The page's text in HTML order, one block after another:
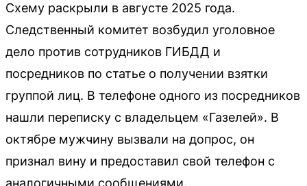
Схему раскрыли в августе 2025 года.
Следственный комитет возбудил уголовное
дело против сотрудников ГИБДД и
посредников по статье о получении взятки
группой лиц. В телефоне одного из посредников
нашли переписку с владельцем «Газелей». В
октябре мужчину вызвали на допрос, он
признал вину и предоставил свой телефон с
аналогичными сообщениями.